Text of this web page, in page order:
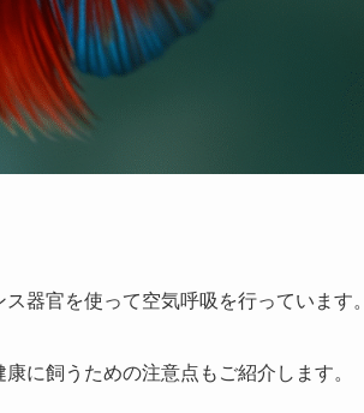
器官を使って空気呼吸を行っています。
に飼うための注意点もご紹介します。